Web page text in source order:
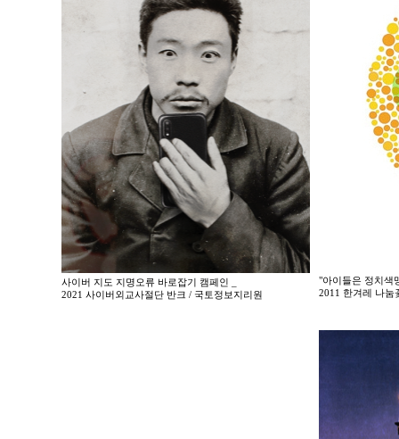
사이버 지도 지명오류 바로잡기 캠페인 _
2021 사이버외교사절단 반크 / 국토정보지리원
"아이들은 정치색
2011 한겨레 나눔